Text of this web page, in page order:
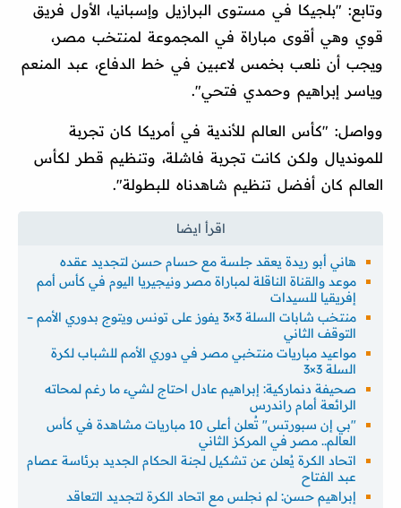
وتابع: "بلجيكا في مستوى البرازيل وإسبانيا، الأول فريق
قوي وهي أقوى مباراة في المجموعة لمنتخب مصر،
ويجب أن نلعب بخمس لاعبين في خط الدفاع، عبد المنعم
وياسر إبراهيم وحمدي فتحي".
وواصل: "كأس العالم للأندية في أمريكا كان تجربة
للمونديال ولكن كانت تجربة فاشلة، وتنظيم قطر لكأس
العالم كان أفضل تنظيم شاهدناه للبطولة".
هاني أبو ريدة يعقد جلسة مع حسام حسن لتجديد عقده
موعد والقناة الناقلة لمباراة مصر ونيجيريا اليوم في كأس أمم
إفريقيا للسيدات
منتخب شابات السلة 3×3 يفوز على تونس ويتوج بدوري الأمم –
التوقف الثاني
مواعيد مباريات منتخبي مصر في دوري الأمم للشباب لكرة
السلة 3×3
صحيفة دنماركية: إبراهيم عادل احتاج لشيء ما رغم لمحاته
الرائعة أمام راندرس
"بي إن سبورتس" تُعلن أعلى 10 مباريات مشاهدة في كأس
العالم.. مصر في المركز الثاني
اتحاد الكرة يُعلن عن تشكيل لجنة الحكام الجديد برئاسة عصام
عبد الفتاح
إبراهيم حسن: لم نجلس مع اتحاد الكرة لتجديد التعاقد